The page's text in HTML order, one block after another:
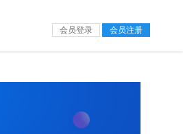
会员登录 会员注册